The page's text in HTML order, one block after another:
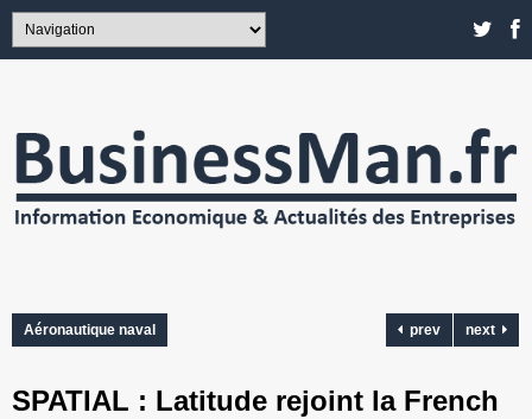
Aéronautique naval prev next
SPATIAL : Latitude rejoint la French